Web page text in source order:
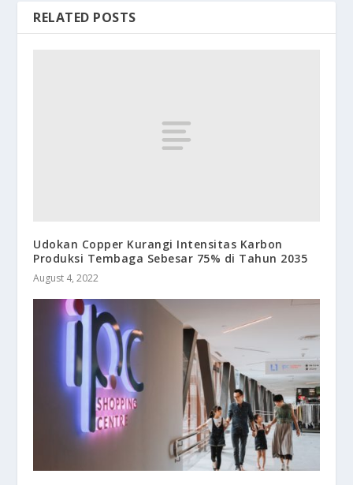
RELATED POSTS
Udokan Copper Kurangi Intensitas Karbon
Produksi Tembaga Sebesar 75% di Tahun 2035
August 4, 2022